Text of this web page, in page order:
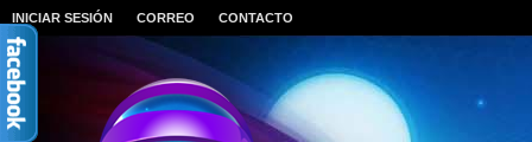
INICIAR SESIÓN CORREO CONTACTO